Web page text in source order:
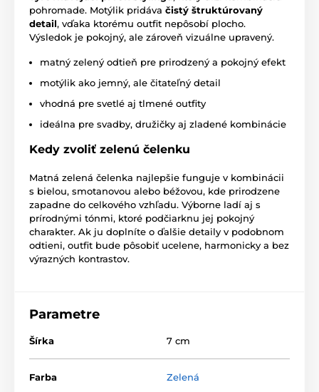
pohromade. Motýlik pridáva čistý štruktúrovaný
detail, vďaka ktorému outfit nepôsobí plocho.
Výsledok je pokojný, ale zároveň vizuálne upravený.
matný zelený odtieň pre prirodzený a pokojný efekt
motýlik ako jemný, ale čitateľný detail
vhodná pre svetlé aj tlmené outfity
ideálna pre svadby, družičky aj zladené kombinácie
Kedy zvoliť zelenú čelenku
Matná zelená čelenka najlepšie funguje v kombinácii
s bielou, smotanovou alebo béžovou, kde prirodzene
zapadne do celkového vzhľadu. Výborne ladí aj s
prírodnými tónmi, ktoré podčiarknu jej pokojný
charakter. Ak ju doplníte o ďalšie detaily v podobnom
odtieni, outfit bude pôsobiť ucelene, harmonicky a bez
výrazných kontrastov.
Parametre
Šírka 7 cm
Farba Zelená